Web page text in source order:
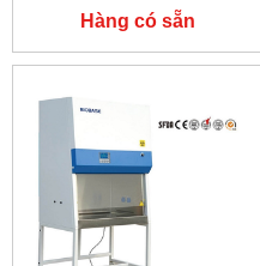
1500IIA2-X, DÒNG A2
Hàng có sẵn